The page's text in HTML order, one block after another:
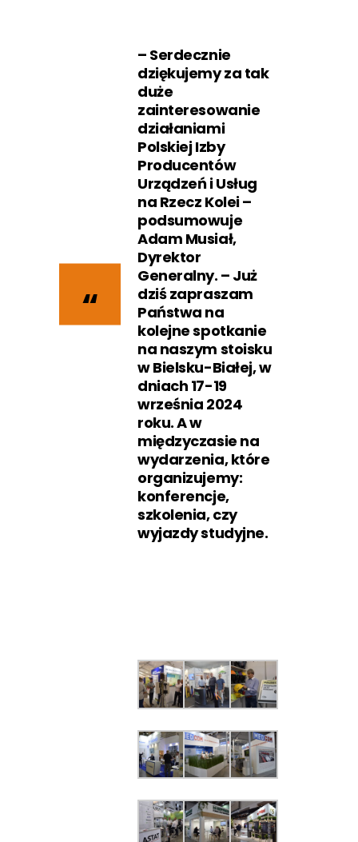
– Serdecznie
dziękujemy za tak
duże
zainteresowanie
działaniami
Polskiej Izby
Producentów
Urządzeń i Usług
na Rzecz Kolei –
podsumowuje
Adam Musiał,
Dyrektor
Generalny. – Już
dziś zapraszam
Państwa na
kolejne spotkanie
na naszym stoisku
w Bielsku-Białej, w
dniach 17-19
września 2024
roku. A w
międzyczasie na
wydarzenia, które
organizujemy:
konferencje,
szkolenia, czy
wyjazdy studyjne.